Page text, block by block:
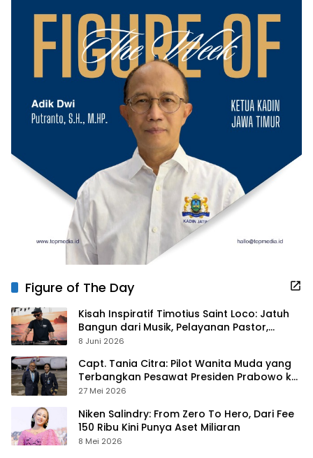
Figure of The Day
Kisah Inspiratif Timotius Saint Loco: Jatuh
Bangun dari Musik, Pelayanan Pastor,
hingga Gurita Bisnis Sambal Babon
8 Juni 2026
Capt. Tania Citra: Pilot Wanita Muda yang
Terbangkan Pesawat Presiden Prabowo ke
Prancis
27 Mei 2026
Niken Salindry: From Zero To Hero, Dari Fee
150 Ribu Kini Punya Aset Miliaran
8 Mei 2026